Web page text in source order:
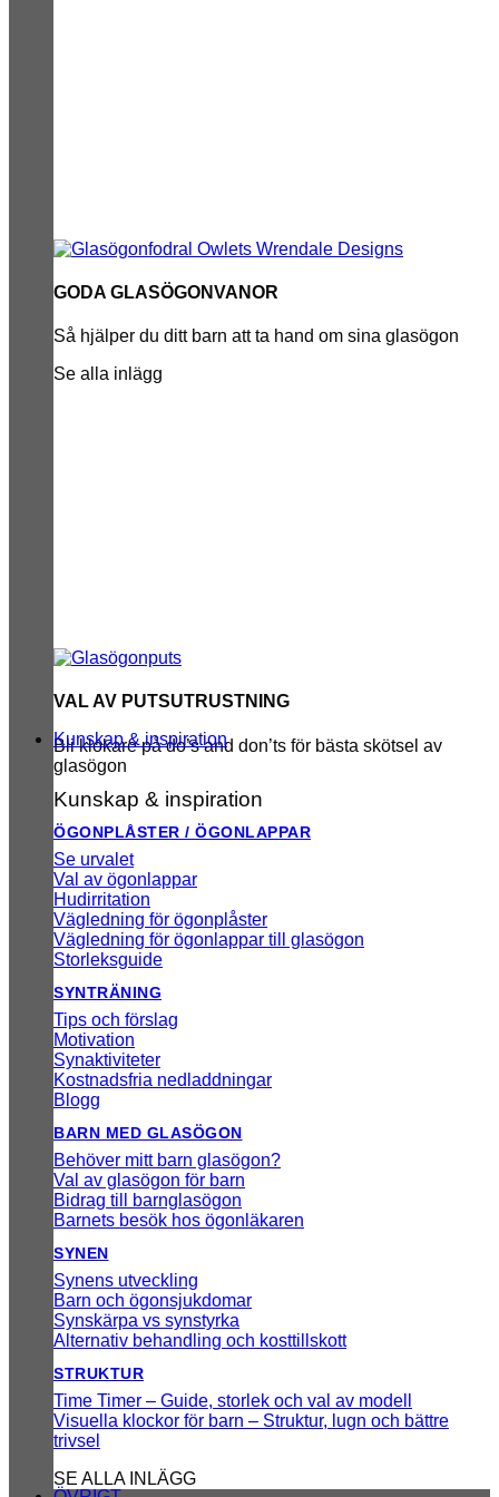
GODA GLASÖGONVANOR
Så hjälper du ditt barn att ta hand om sina glasögon
Se alla inlägg
VAL AV PUTSUTRUSTNING
Bli klokare på do’s and don’ts för bästa skötsel av
glasögon
Kunskap & inspiration
Kunskap & inspiration
ÖGONPLÅSTER / ÖGONLAPPAR
Se urvalet
Val av ögonlappar
Hudirritation
Vägledning för ögonplåster
Vägledning för ögonlappar till glasögon
Storleksguide
SYNTRÄNING
Tips och förslag
Motivation
Synaktiviteter
Kostnadsfria nedladdningar
Blogg
BARN MED GLASÖGON
Behöver mitt barn glasögon?
Val av glasögon för barn
Bidrag till barnglasögon
Barnets besök hos ögonläkaren
SYNEN
Synens utveckling
Barn och ögonsjukdomar
Synskärpa vs synstyrka
Alternativ behandling och kosttillskott
STRUKTUR
Time Timer – Guide, storlek och val av modell
Visuella klockor för barn – Struktur, lugn och bättre
trivsel
SE ALLA INLÄGG